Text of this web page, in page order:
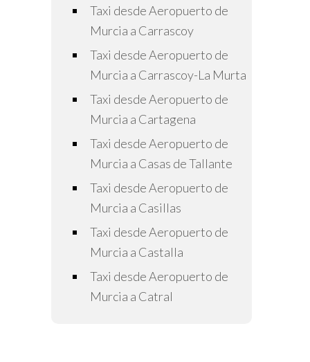
Taxi desde Aeropuerto de
Murcia a Carrascoy
Taxi desde Aeropuerto de
Murcia a Carrascoy-La Murta
Taxi desde Aeropuerto de
Murcia a Cartagena
Taxi desde Aeropuerto de
Murcia a Casas de Tallante
Taxi desde Aeropuerto de
Murcia a Casillas
Taxi desde Aeropuerto de
Murcia a Castalla
Taxi desde Aeropuerto de
Murcia a Catral